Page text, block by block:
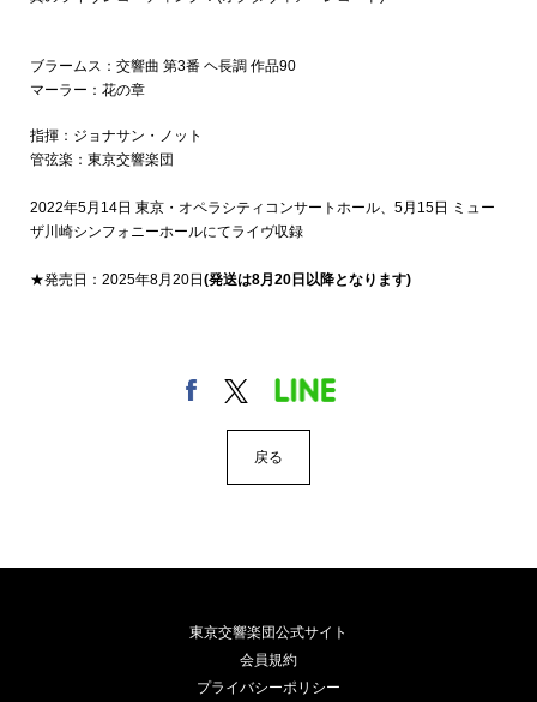
ブラームス：交響曲 第3番 ヘ長調 作品90
マーラー：花の章
指揮：ジョナサン・ノット
管弦楽：東京交響楽団
2022年5月14日 東京・オペラシティコンサートホール、5月15日 ミュー
ザ川崎シンフォニーホールにてライヴ収録
★発売日：2025年8月20日(発送は8月20日以降となります)
戻る
東京交響楽団公式サイト
会員規約
プライバシーポリシー